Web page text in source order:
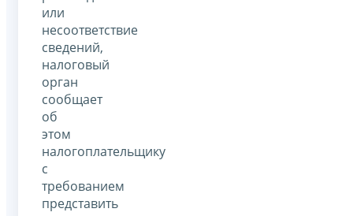
или
несоответствие
сведений,
налоговый
орган
сообщает
об
этом
налогоплательщику
с
требованием
представить